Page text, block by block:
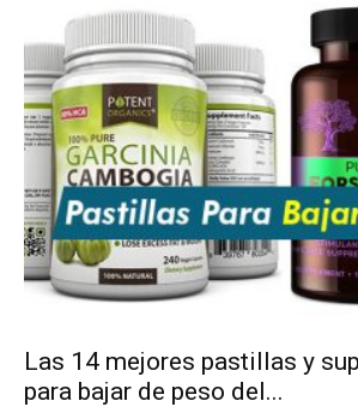
Las 14 mejores pastillas y
para bajar de peso del...